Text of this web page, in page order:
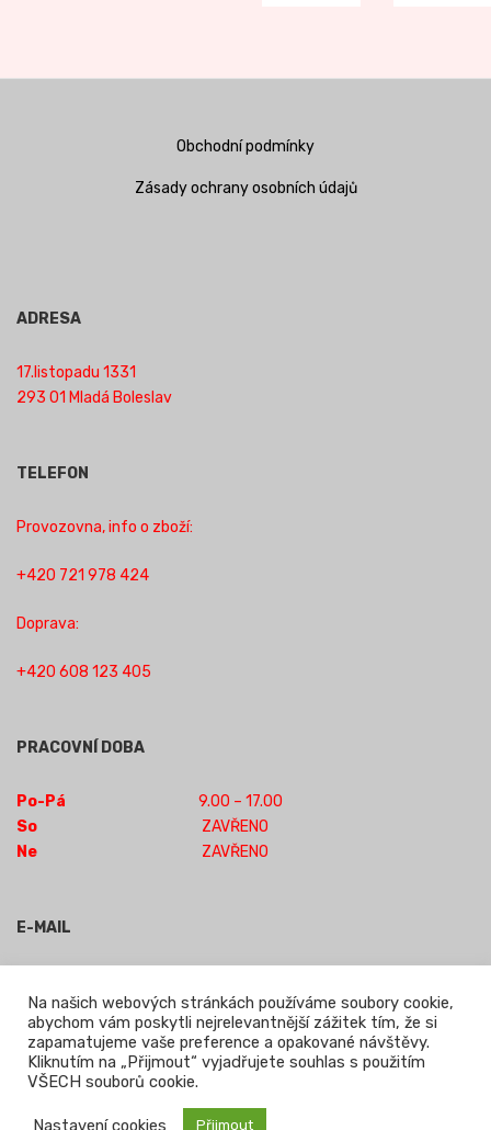
Obchodní podmínky
Zásady ochrany osobních údajů
ADRESA
17.listopadu 1331
293 01 Mladá Boleslav
TELEFON
Provozovna, info o zboží:
+420 721 978 424
Doprava:
+420 608 123 405
PRACOVNÍ DOBA
Po-Pá
9.00 – 17.00
So
ZAVŘENO
Ne
ZAVŘENO
E-MAIL
Powered by WordPress|Theme:Letoby aThemes.
Na našich webových stránkách používáme soubory cookie,
abychom vám poskytli nejrelevantnější zážitek tím, že si
zapamatujeme vaše preference a opakované návštěvy.
Kliknutím na „Přijmout“ vyjadřujete souhlas s použitím
VŠECH souborů cookie.
Nastavení cookies Přijmout